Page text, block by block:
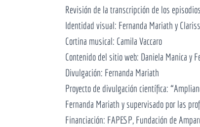
Revisión de la transcripción de los
Identidad visual: Fernanda Mariath y
Cortina musical: Camila Vaccaro
Contenido del sitio web: Daniela Manica y
Divulgación: Fernanda Mariath
Proyecto de divulgación científica:
Fernanda Mariath y supervisado por las
Financiación: FAPESP, Fundación de